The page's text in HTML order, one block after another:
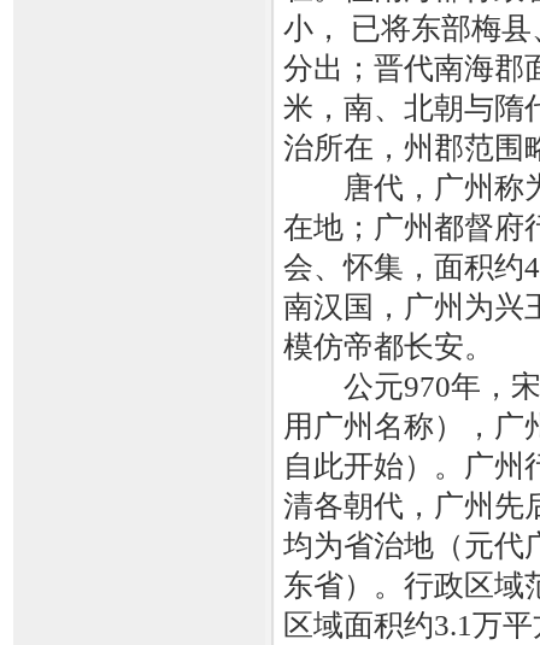
小， 已将东部梅
分出；晋代南海郡
米，南、北朝与隋
治所在，州郡范围
唐代，广州称为
在地；广州都督府
会、怀集，面积约
南汉国，广州为兴
模仿帝都长安。
公元970年，宋
用广州名称），广
自此开始）。广州
清各朝代，广州先
均为省治地（元代
东省）。行政区域
区域面积约3.1万